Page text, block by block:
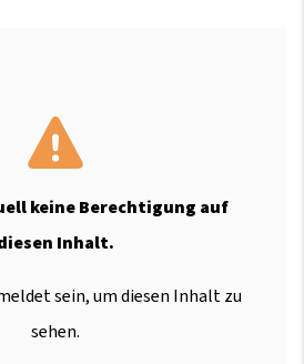
keine Berechtigung auf
Inhalt.
sein, um diesen Inhalt zu
sehen.